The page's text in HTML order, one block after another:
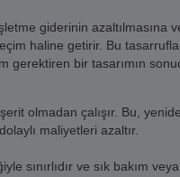
giderinin azaltılmasına
haline getirir. Bu
gerektiren bir tasarımın
olmadan çalışır. Bu,
maliyetleri azaltır.
sınırlıdır ve sık bakım